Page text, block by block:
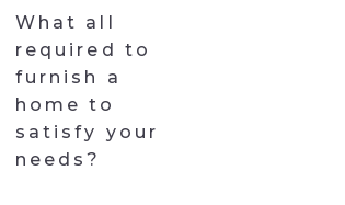
What all
required to
furnish a
home to
satisfy your
needs?